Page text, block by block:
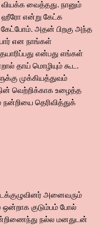
வைத்தது. நானும்
ஹீரோ என்று கேட்க
அதன் பிறகு அந்த
என நாங்கள்
என்பது எங்கள்
தாய் மொழியும் கூட.
முக்கியத்துவம்
வெற்றிக்காக உழைத்த
தெரிவித்துக்
அனைவரும்
ஒன்றாக குடும்பம் போல்
நல்ல மனதுடன்